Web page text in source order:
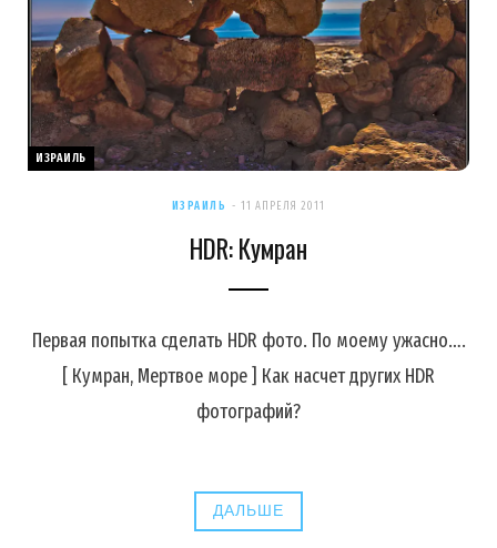
ИЗРАИЛЬ
ИЗРАИЛЬ 11 АПРЕЛЯ 2011
HDR: Кумран
Первая попытка сделать HDR фото. По моему ужасно….
[ Кумран, Мертвое море ] Как насчет других HDR
фотографий?
ДАЛЬШЕ